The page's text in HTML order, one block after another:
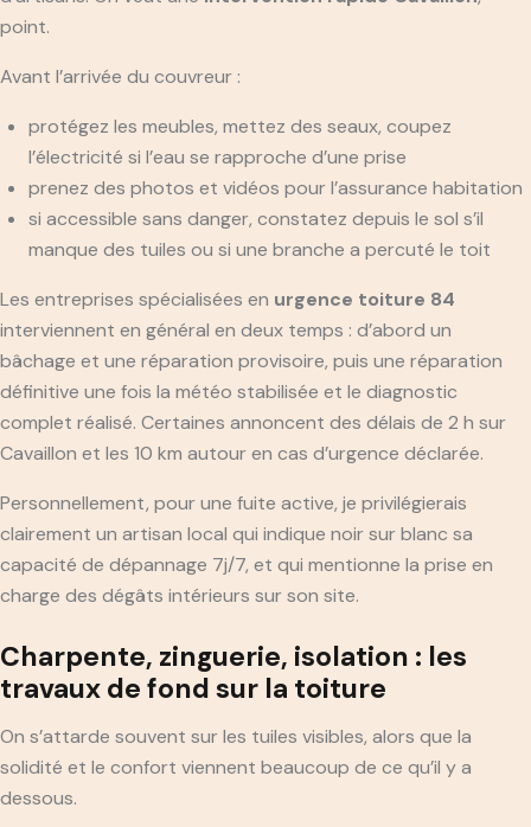
point.
Avant l’arrivée du couvreur :
protégez les meubles, mettez des seaux, coupez
l’électricité si l’eau se rapproche d’une prise
prenez des photos et vidéos pour l’assurance habitation
si accessible sans danger, constatez depuis le sol s’il
manque des tuiles ou si une branche a percuté le toit
Les entreprises spécialisées en urgence toiture 84
interviennent en général en deux temps : d’abord un
bâchage et une réparation provisoire, puis une réparation
définitive une fois la météo stabilisée et le diagnostic
complet réalisé. Certaines annoncent des délais de 2 h sur
Cavaillon et les 10 km autour en cas d’urgence déclarée.
Personnellement, pour une fuite active, je privilégierais
clairement un artisan local qui indique noir sur blanc sa
capacité de dépannage 7j/7, et qui mentionne la prise en
charge des dégâts intérieurs sur son site.
Charpente, zinguerie, isolation : les
travaux de fond sur la toiture
On s’attarde souvent sur les tuiles visibles, alors que la
solidité et le confort viennent beaucoup de ce qu’il y a
dessous.